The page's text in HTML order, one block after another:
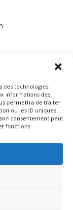
des technologies
informations des
permettra de traiter
ou les ID uniques
consentement peut
fonctions.
du grand pont